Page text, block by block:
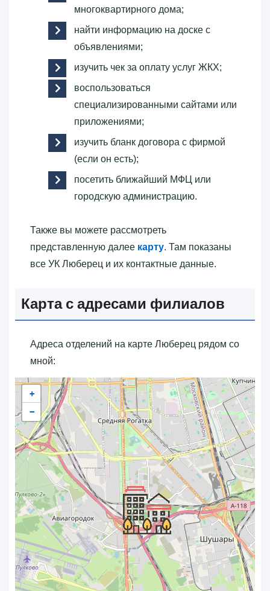
многоквартирного дома;
найти информацию на доске с
объявлениями;
изучить чек за оплату услуг ЖКХ;
воспользоваться
специализированными сайтами или
приложениями;
изучить бланк договора с фирмой
(если он есть);
посетить ближайший МФЦ или
городскую администрацию.
Также вы можете рассмотреть
представленную далее карту. Там показаны
все УК Люберец и их контактные данные.
Карта с адресами филиалов
Адреса отделений на карте Люберец рядом со
мной:
+
−